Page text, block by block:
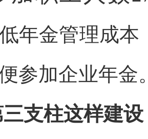
年金管理成
参加企业年金
支柱这样建设